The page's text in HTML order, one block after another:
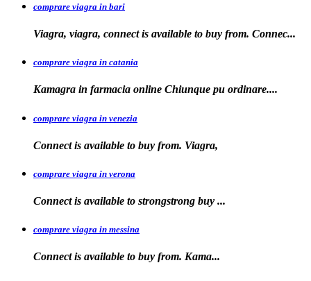
comprare viagra in bari
Viagra, viagra, connect is available to buy from. Connec...
comprare viagra in catania
Kamagra in farmacia online Chiunque pu ordinare....
comprare viagra in venezia
Connect is available to buy from. Viagra,
comprare viagra in verona
Connect is available to strongstrong buy ...
comprare viagra in messina
Connect is available to buy from. Kama...